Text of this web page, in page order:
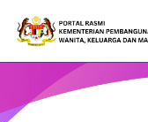
Peneraju